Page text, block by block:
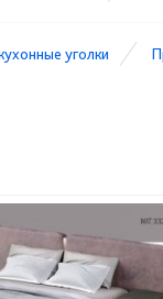
уголки